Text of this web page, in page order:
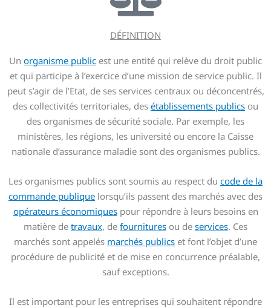
DÉFINITION
Un organisme public est une entité qui relève du droit public
et qui participe à l’exercice d’une mission de service public. Il
peut s’agir de l’Etat, de ses services centraux ou déconcentrés,
des collectivités territoriales, des établissements publics ou
des organismes de sécurité sociale. Par exemple, les
ministères, les régions, les université ou encore la Caisse
nationale d’assurance maladie sont des organismes publics.
Les organismes publics sont soumis au respect du code de la
commande publique lorsqu’ils passent des marchés avec des
opérateurs économiquespour répondre à leurs besoins en
matière de travaux, de fournitures ou de services. Ces
marchés sont appelés marchés publics et font l’objet d’une
procédure de publicité et de mise en concurrence préalable,
sauf exceptions.
Il est important pour les entreprises qui souhaitent répondre